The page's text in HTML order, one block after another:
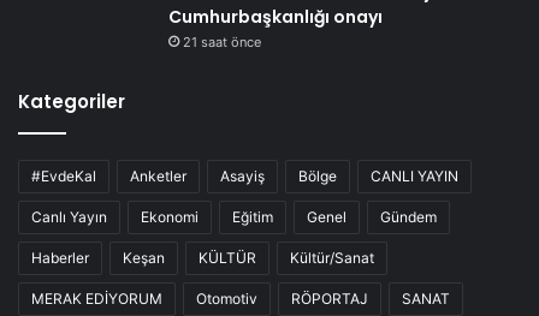
Cumhurbaşkanlığı onayı
21 saat önce
Kategoriler
#EvdeKal Anketler Asayiş Bölge CANLI YAYIN
Canlı Yayın Ekonomi Eğitim Genel Gündem
Haberler Keşan KÜLTÜR Kültür/Sanat
MERAK EDİYORUM Otomotiv RÖPORTAJ SANAT